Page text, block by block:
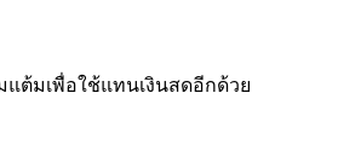
แต้มเพื่อใช้แทนเงินสดอีกด้วย